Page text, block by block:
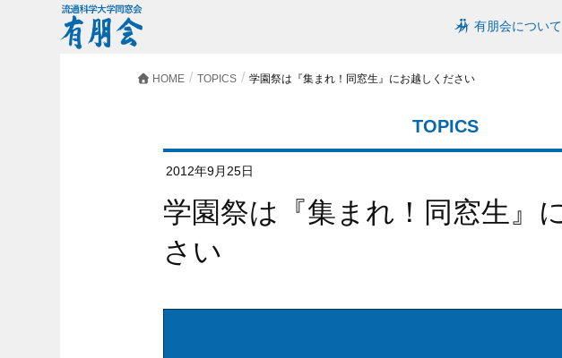
有朋会について
HOME TOPICS 学園祭は『集まれ！同窓生』にお越しください
TOPICS
2012年9月25日
学園祭は『集まれ！同窓生』にお越しくだ
さい